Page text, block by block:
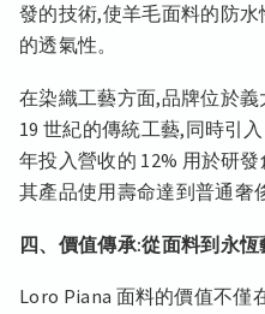
發的技術,使羊毛面料的防水
的透氣性。
在染織工藝方面,品牌位於
19 世紀的傳統工藝,同時引
年投入營收的 12% 用於研
其產品使用壽命達到普通奢
四、價值傳承:從面料到永恆
Loro Piana 面料的價值不僅